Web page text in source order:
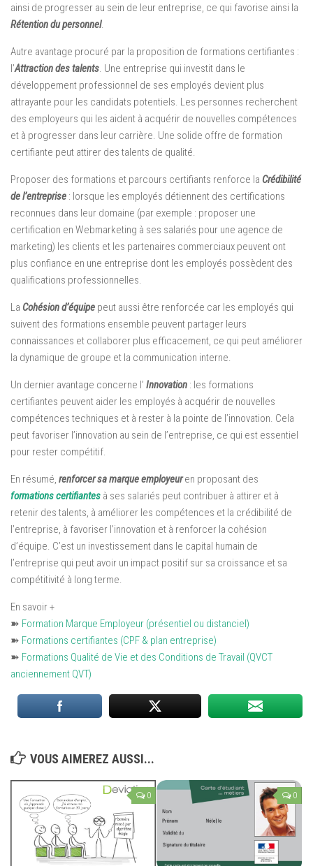
ainsi de progresser au sein de leur entreprise, ce qui favorise ainsi la
Rétention du personnel.
Autre avantage procuré par la proposition de formations certifiantes :
l’Attraction des talents. Une entreprise qui investit dans le
développement professionnel de ses employés devient plus
attrayante pour les candidats potentiels. Les personnes recherchent
des employeurs qui les aident à acquérir de nouvelles compétences
et à progresser dans leur carrière. Une solide offre de formation
certifiante peut attirer des talents de qualité.
Proposer des formations et parcours certifiants renforce la Crédibilité
de l’entreprise : lorsque les employés détiennent des certifications
reconnues dans leur domaine (par exemple : proposer une
certification en Webmarketing à ses salariés pour une agence de
marketing) les clients et les partenaires commerciaux peuvent ont
plus confiance en une entreprise dont les employés possèdent des
qualifications professionnelles.
La Cohésion d’équipe peut aussi être renforcée car les employés qui
suivent des formations ensemble peuvent partager leurs
connaissances et collaborer plus efficacement, ce qui peut améliorer
la dynamique de groupe et la communication interne.
Un dernier avantage concerne l’ Innovation : les formations
certifiantes peuvent aider les employés à acquérir de nouvelles
compétences techniques et à rester à la pointe de l’innovation. Cela
peut favoriser l’innovation au sein de l’entreprise, ce qui est essentiel
pour rester compétitif.
En résumé, renforcer sa marque employeuren proposant des
formations certifiantes à ses salariés peut contribuer à attirer et à
retenir des talents, à améliorer les compétences et la crédibilité de
l’entreprise, à favoriser l’innovation et à renforcer la cohésion
d’équipe. C’est un investissement dans le capital humain de
l’entreprise qui peut avoir un impact positif sur sa croissance et sa
compétitivité à long terme.
En savoir +
➽ Formation Marque Employeur (présentiel ou distanciel)
➽ Formations certifiantes (CPF & plan entreprise)
➽ Formations Qualité de Vie et des Conditions de Travail (QVCT
anciennement QVT)
VOUS AIMEREZ AUSSI...
0 0